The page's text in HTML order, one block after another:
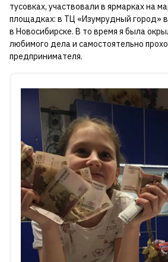
тусовках, участвовали в ярмарках на
площадках: в ТЦ «Изумрудный город»
в Новосибирске. В то время я была
любимого дела и самостоятельно
предпринимателя.